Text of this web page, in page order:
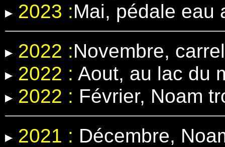
2023 :Mai, pédale eau
2022 :Novembre,
2022 : Aout, au lac du
2022 : Février, Noam
2021 : Décembre,